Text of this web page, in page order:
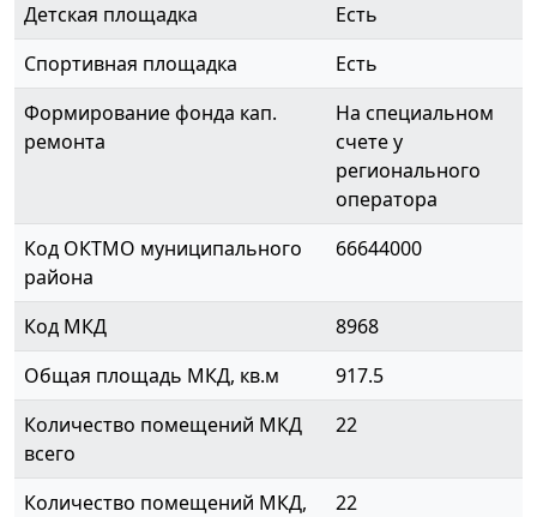
Детская площадка
Есть
Спортивная площадка
Есть
Формирование фонда кап.
ремонта
На специальном
счете у
регионального
оператора
Код ОКТМО муниципального
района
66644000
Код МКД
8968
Общая площадь МКД, кв.м
917.5
Количество помещений МКД
всего
22
Количество помещений МКД,
22